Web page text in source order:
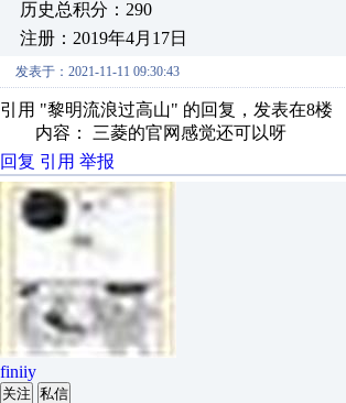
历史总积分：290
注册：2019年4月17日
发表于：2021-11-11 09:30:43
引用 "黎明流浪过高山" 的回复，发表在8楼
内容： 三菱的官网感觉还可以呀
回复 引用 举报
finiiy
关注 私信